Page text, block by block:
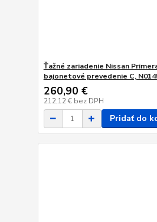
Ťažné zariadenie Nissan
bajonetové prevedenie C,
260,90 €
212,12 € bez DPH
Pridať do